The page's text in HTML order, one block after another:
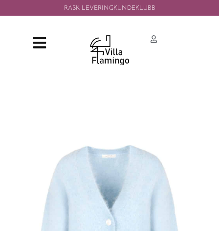
RASK LEVERINGKUNDEKLUBB